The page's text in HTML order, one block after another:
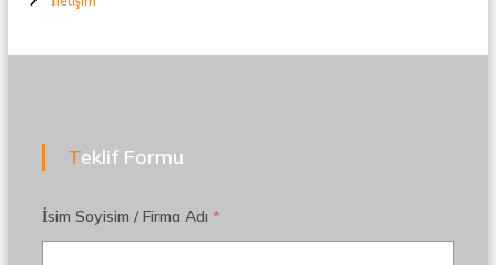
Teklif Formu
İsim Soyisim / Firma Adı *